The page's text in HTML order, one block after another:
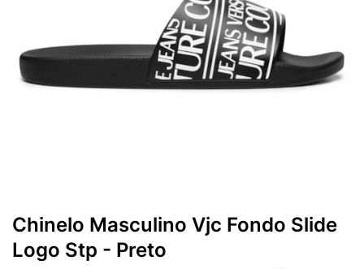
Chinelo Masculino Vjc Fondo Slide
Logo Stp - Preto